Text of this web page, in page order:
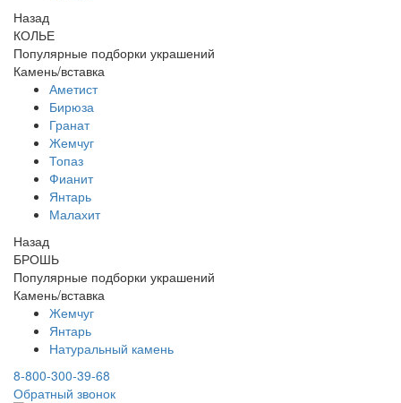
Назад
КОЛЬЕ
Популярные подборки украшений
Камень/вставка
Аметист
Бирюза
Гранат
Жемчуг
Топаз
Фианит
Янтарь
Малахит
Назад
БРОШЬ
Популярные подборки украшений
Камень/вставка
Жемчуг
Янтарь
Натуральный камень
8-800-300-39-68
Обратный звонок